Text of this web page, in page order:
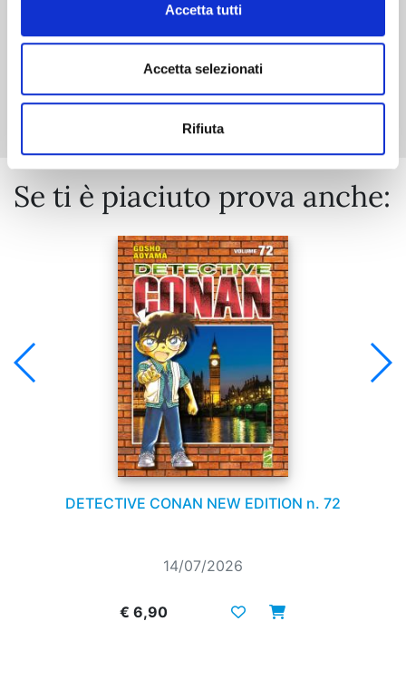
Accetta tutti
Accetta selezionati
Rifiuta
Se ti è piaciuto prova anche:
DETECTIVE CONAN NEW EDITION n. 72
14/07/2026
€ 6,90